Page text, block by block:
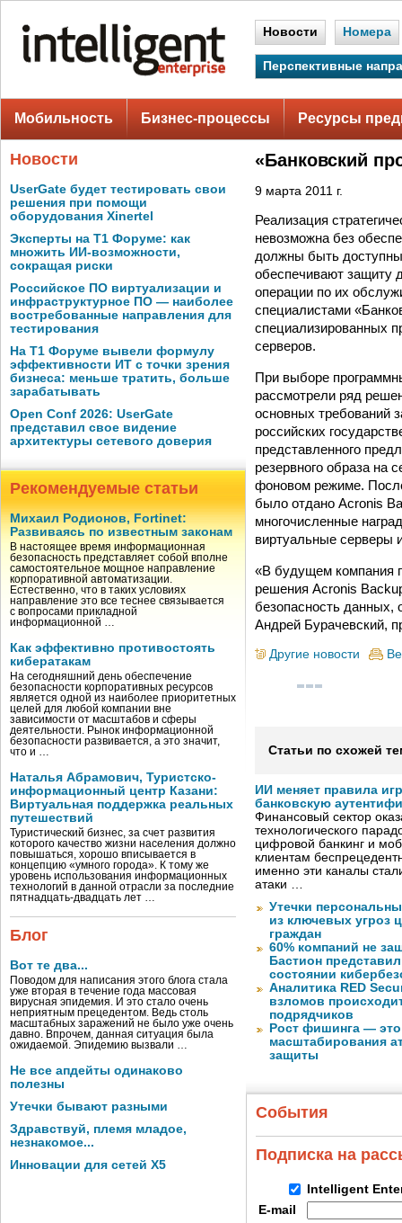
Новости Номера
Перспективные
Мобильность Бизнес-процессы Ресурсы
Новости
UserGate будет тестировать свои
решения при помощи
оборудования Xinertel
Эксперты на Т1 Форуме: как
множить ИИ-возможности,
сокращая риски
Российское ПО виртуализации и
инфраструктурное ПО — наиболее
востребованные направления для
тестирования
На Т1 Форуме вывели формулу
эффективности ИТ с точки зрения
бизнеса: меньше тратить, больше
зарабатывать
Open Conf 2026: UserGate
представил свое видение
архитектуры сетевого доверия
Рекомендуемые статьи
Михаил Родионов, Fortinet:
Развиваясь по известным законам
В настоящее время информационная
безопасность представляет собой вполне
самостоятельное мощное направление
корпоративной автоматизации.
Естественно, что в таких условиях
направление это все теснее связывается
с вопросами прикладной
информационной …
Как эффективно противостоять
кибератакам
На сегодняшний день обеспечение
безопасности корпоративных ресурсов
является одной из наиболее приоритетных
целей для любой компании вне
зависимости от масштабов и сферы
деятельности. Рынок информационной
безопасности развивается, а это значит,
что и …
Наталья Абрамович, Туристско-
информационный центр Казани:
Виртуальная поддержка реальных
путешествий
Туристический бизнес, за счет развития
которого качество жизни населения должно
повышаться, хорошо вписывается в
концепцию «умного города». К тому же
уровень использования информационных
технологий в данной отрасли за последние
пятнадцать-двадцать лет …
Блог
Вот те два...
Поводом для написания этого блога стала
уже вторая в течение года массовая
вирусная эпидемия. И это стало очень
неприятным прецедентом. Ведь столь
масштабных заражений не было уже очень
давно. Впрочем, данная ситуация была
ожидаемой. Эпидемию вызвали …
Не все апдейты одинаково
полезны
Утечки бывают разными
Здравствуй, племя младое,
незнакомое...
Инновации для сетей X5
«Банковский
9 марта 2011 г.
Реализация
невозможна без
должны быть
обеспечивают защиту
операции по их
специалистами
специализированных
серверов.
При выборе
рассмотрели ряд
основных требований
российских
представленного
резервного образа на
фоновом режиме.
было отдано Acronis
многочисленные
виртуальные серверы
«В будущем компания
решения Acronis
безопасность данных,
Андрей Бурачевский,
Другие новости
Статьи по схожей
ИИ меняет правила
банковскую
Финансовый сектор
технологического
цифровой банкинг и
клиентам
именно эти каналы
атаки …
Утечки
из ключевых угроз
граждан
60% компаний не
Бастион
состоянии
Аналитика RED
взломов
подрядчиков
Рост фишинга —
масштабирования
защиты
События
Подписка на
Intelligent
E-mail